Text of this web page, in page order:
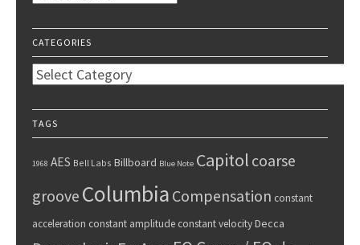
CATEGORIES
Categories
TAGS
1968 AES Bell Labs Billboard Blue Note Capitol coarse
groove Columbia Compensation constant
acceleration constant amplitude constant velocityDecca